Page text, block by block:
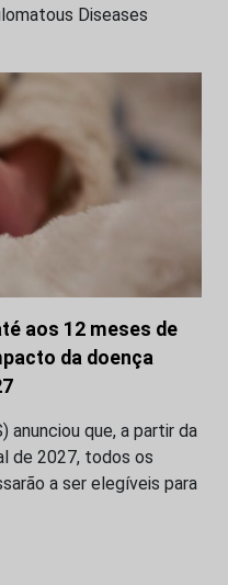
Diseases
aos 12 meses de
da doença
anunciou que, a partir da
de 2027, todos os
a ser elegíveis para